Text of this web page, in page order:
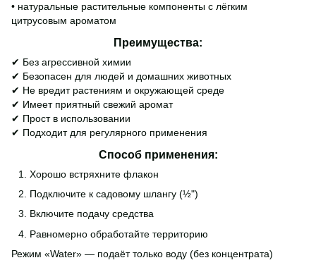
• натуральные растительные компоненты с лёгким
цитрусовым ароматом
Преимущества:
✔ Без агрессивной химии
✔ Безопасен для людей и домашних животных
✔ Не вредит растениям и окружающей среде
✔ Имеет приятный свежий аромат
✔ Прост в использовании
✔ Подходит для регулярного применения
Способ применения:
Хорошо встряхните флакон
Подключите к садовому шлангу (½")
Включите подачу средства
Равномерно обработайте территорию
Режим «Water» — подаёт только воду (без концентрата)